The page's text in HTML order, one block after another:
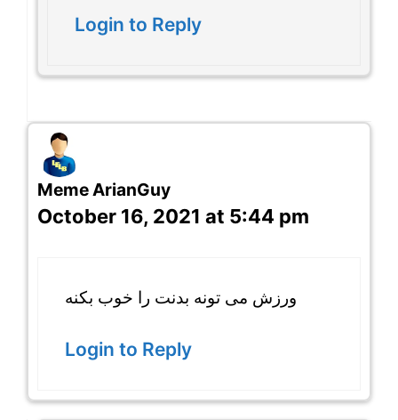
Login to Reply
Meme ArianGuy
October 16, 2021 at 5:44 pm
ورزش می تونه بدنت را خوب بکنه
Login to Reply